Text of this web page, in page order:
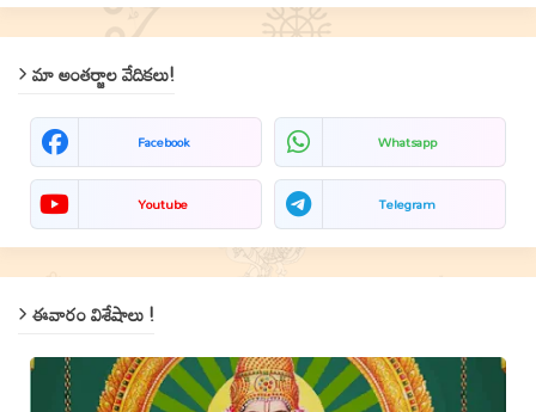
మా అంతర్జాల వేదికలు!
Facebook Whatsapp
Youtube Telegram
ఈవారం విశేషాలు !